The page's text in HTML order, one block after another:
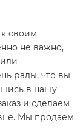
своим
не важно,
рады, что вы
в нашу
и сделаем
Мы продаем